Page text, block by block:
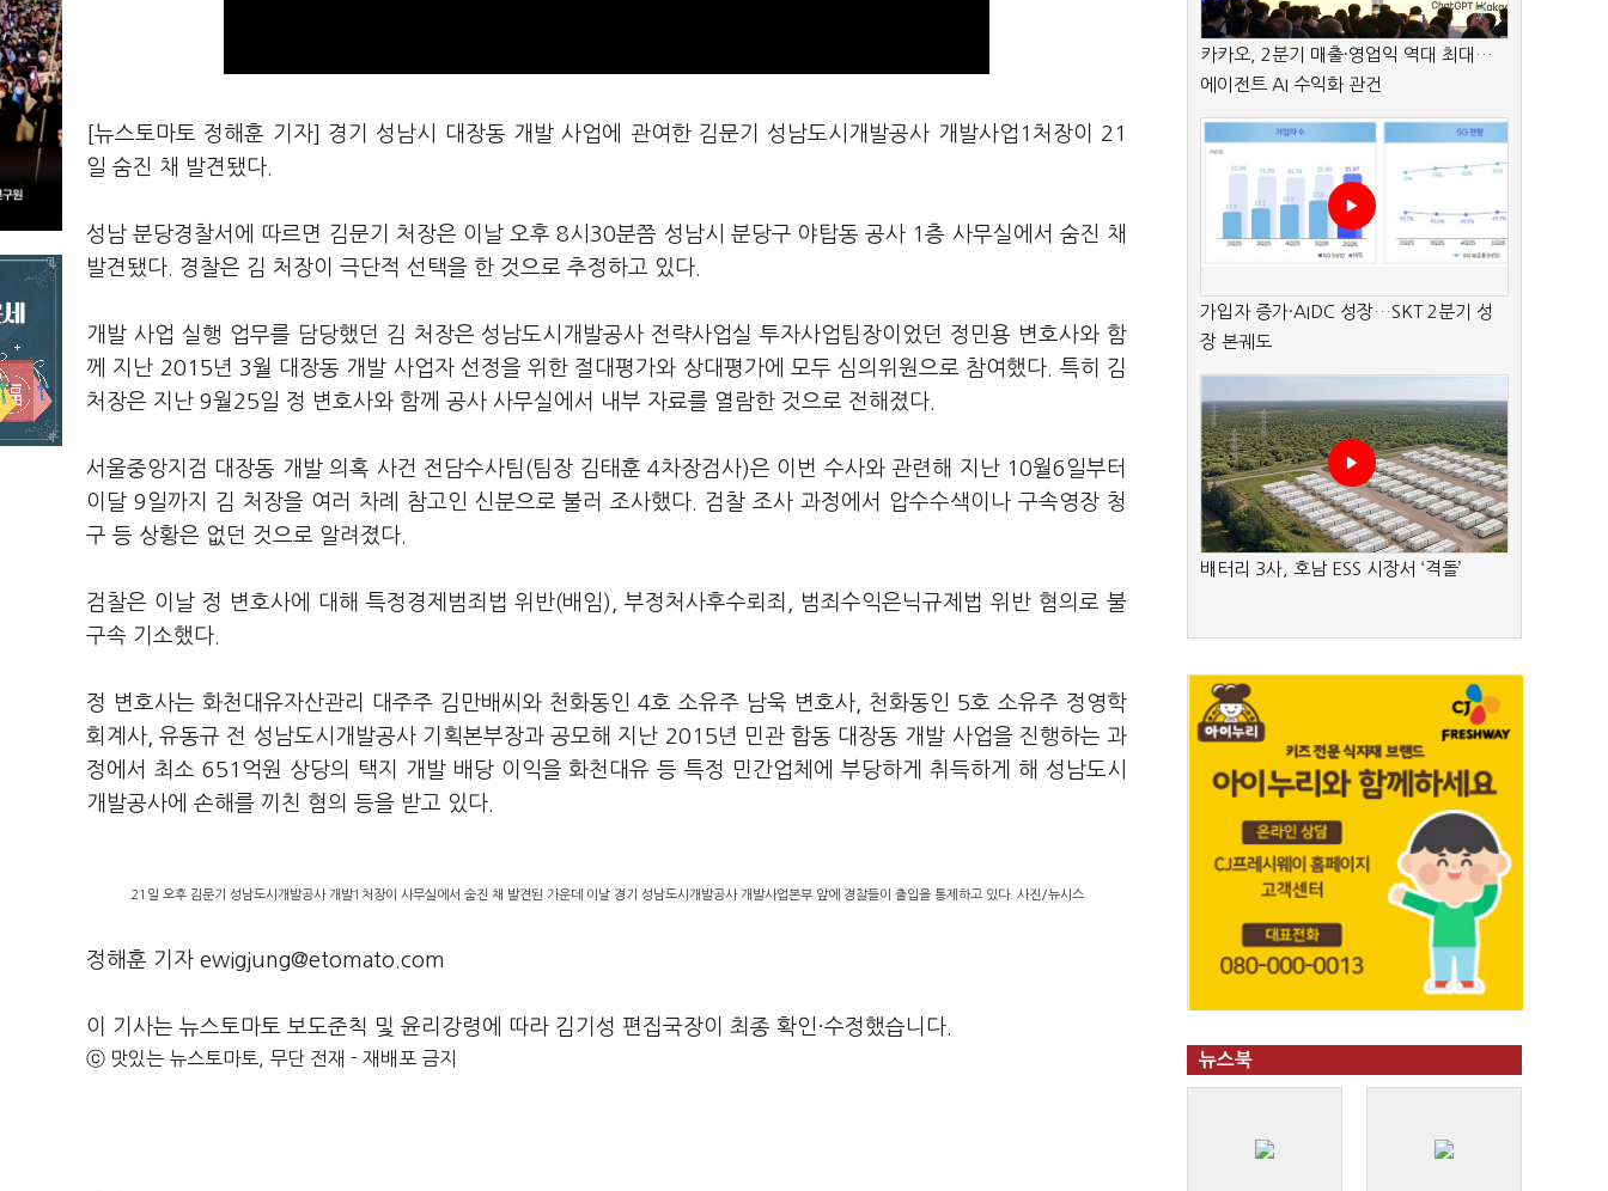
[뉴스토마토 정해훈 기자] 경기 성남시 대장동 개발 사업에 관여한 김문기 성남도시개발공사 개발사업1처장이 21
일 숨진 채 발견됐다.
성남 분당경찰서에 따르면 김문기 처장은 이날 오후 8시30분쯤 성남시 분당구 야탑동 공사 1층 사무실에서 숨진 채
발견됐다. 경찰은 김 처장이 극단적 선택을 한 것으로 추정하고 있다.
개발 사업 실행 업무를 담당했던 김 처장은 성남도시개발공사 전략사업실 투자사업팀장이었던 정민용 변호사와 함
께 지난 2015년 3월 대장동 개발 사업자 선정을 위한 절대평가와 상대평가에 모두 심의위원으로 참여했다. 특히 김
처장은 지난 9월25일 정 변호사와 함께 공사 사무실에서 내부 자료를 열람한 것으로 전해졌다.
서울중앙지검 대장동 개발 의혹 사건 전담수사팀(팀장 김태훈 4차장검사)은 이번 수사와 관련해 지난 10월6일부터
이달 9일까지 김 처장을 여러 차례 참고인 신분으로 불러 조사했다. 검찰 조사 과정에서 압수수색이나 구속영장 청
구 등 상황은 없던 것으로 알려졌다.
검찰은 이날 정 변호사에 대해 특정경제범죄법 위반(배임), 부정처사후수뢰죄, 범죄수익은닉규제법 위반 혐의로 불
구속 기소했다.
정 변호사는 화천대유자산관리 대주주 김만배씨와 천화동인 4호 소유주 남욱 변호사, 천화동인 5호 소유주 정영학
회계사, 유동규 전 성남도시개발공사 기획본부장과 공모해 지난 2015년 민관 합동 대장동 개발 사업을 진행하는 과
정에서 최소 651억원 상당의 택지 개발 배당 이익을 화천대유 등 특정 민간업체에 부당하게 취득하게 해 성남도시
개발공사에 손해를 끼친 혐의 등을 받고 있다.
21일 오후 김문기 성남도시개발공사 개발1처장이 사무실에서 숨진 채 발견된 가운데 이날 경기 성남도시개발공사 개발사업본부 앞에 경찰들이 출입을 통제하고 있다. 사진/뉴시스
정해훈 기자 ewigjung@etomato.com
이 기사는 뉴스토마토 보도준칙 및 윤리강령에 따라 김기성 편집국장이 최종 확인·수정했습니다.
ⓒ 맛있는 뉴스토마토, 무단 전재 - 재배포 금지
카카오, 2분기 매출·영업익 역대 최대…
에이전트 AI 수익화 관건
가입자 증가·AIDC 성장…SKT 2분기 성
장 본궤도
배터리 3사, 호남 ESS 시장서 ‘격돌’
뉴스북